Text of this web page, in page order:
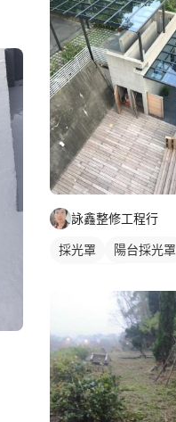
詠鑫整修工程行
採光罩
陽台採光罩